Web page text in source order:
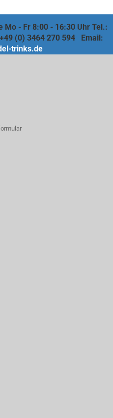
Mo - Fr 8:00 - 16:30 Uhr Tel.:
(0) 3464 270 594 Email:
trinks.de